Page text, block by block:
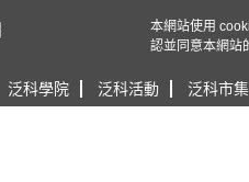
泛科學院 泛科活動 泛科市集
本網站使用
認並同意本網站